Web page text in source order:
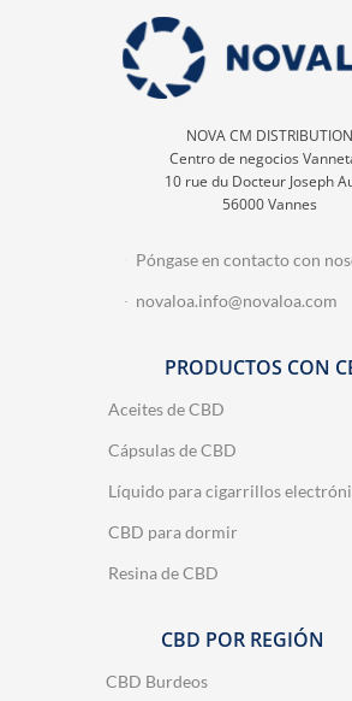
NOVA CM DISTRIBUTION
Centro de negocios
10 rue du Docteur Joseph
56000 Vannes
Póngase en contacto con
novaloa.info@novaloa.com
PRODUCTOS CON
Aceites de CBD
Cápsulas de CBD
Líquido para cigarrillos
CBD para dormir
Resina de CBD
CBD POR REGIÓN
CBD Burdeos